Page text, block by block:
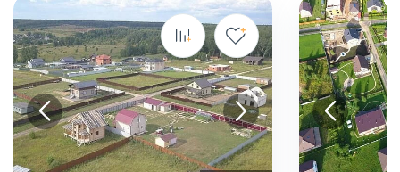
Посмотреть все фото